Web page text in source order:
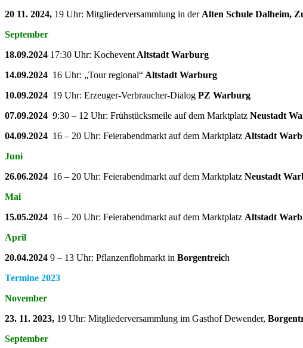
20 11. 2024, 19 Uhr: Mitgliederversammlung in der Alten Schule Dalheim,
September
18.09.2024 17:30 Uhr: Kochevent Altstadt Warburg
14.09.2024 16 Uhr: „Tour regional“ Altstadt Warburg
10.09.2024 19 Uhr: Erzeuger-Verbraucher-Dialog PZ Warburg
07.09.2024 9:30 – 12 Uhr: Frühstücksmeile auf dem Marktplatz Neustadt
04.09.2024 16 – 20 Uhr: Feierabendmarkt auf dem Marktplatz Altstadt
Juni
26.06.2024 16 – 20 Uhr: Feierabendmarkt auf dem Marktplatz Neustadt
Mai
15.05.2024 16 – 20 Uhr: Feierabendmarkt auf dem Marktplatz Altstadt
April
20.04.2024 9 – 13 Uhr: Pflanzenflohmarkt in Borgentreich
Termine 2023
November
23. 11. 2023, 19 Uhr: Mitgliederversammlung im Gasthof Dewender,
September